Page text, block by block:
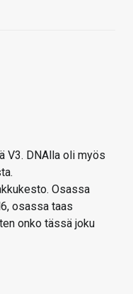
V3. DNAlla oli myös
Osassa
osassa taas
onko tässä joku